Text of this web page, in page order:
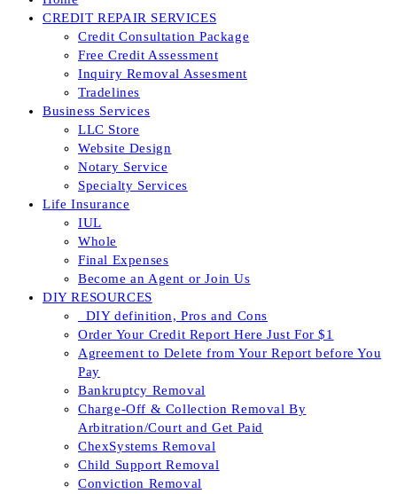
CREDIT REPAIR SERVICES
Credit Consultation Package
Free Credit Assessment
Inquiry Removal Assesment
Tradelines
Business Services
LLC Store
Website Design
Notary Service
Specialty Services
Life Insurance
IUL
Whole
Final Expenses
Become an Agent or Join Us
DIY RESOURCES
_DIY definition, Pros and Cons
Order Your Credit Report Here Just For $1
Agreement to Delete from Your Report before You
Pay
Bankruptcy Removal
Charge-Off & Collection Removal By
Arbitration/Court and Get Paid
ChexSystems Removal
Child Support Removal
Conviction Removal